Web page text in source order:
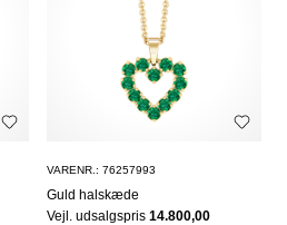
VARENR.: 76257993
Guld halskæde
Vejl. udsalgspris14.800,00